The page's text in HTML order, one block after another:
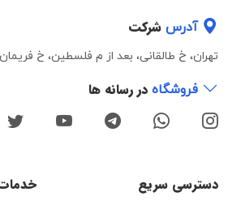
آدرس شرکت
تهران، خ طالقانی، بعد از م فلسطین، خ فریمان، ک
فروشگاه در رسانه ها
دسترسی سریع